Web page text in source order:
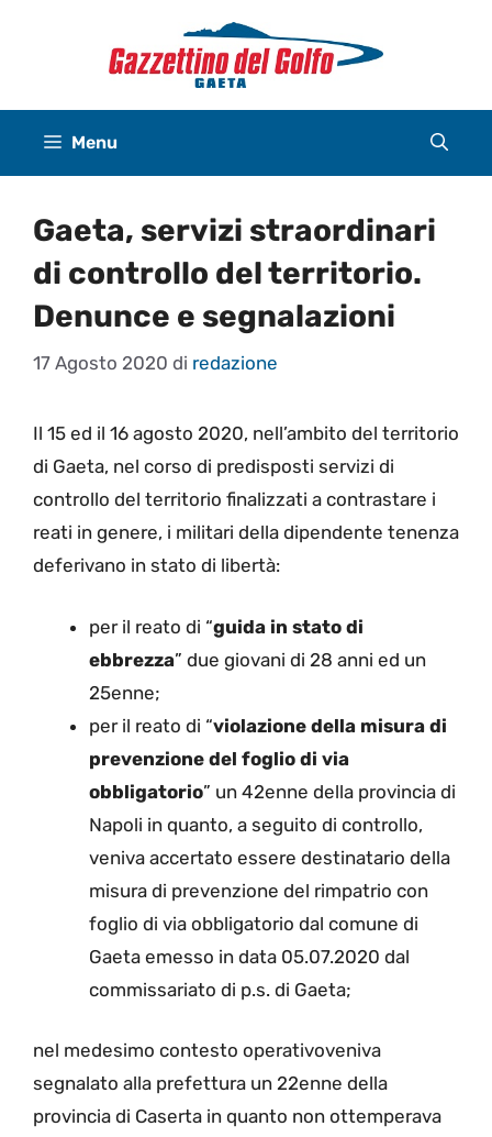
Menu
Gaeta, servizi straordinari
di controllo del territorio.
Denunce e segnalazioni
17 Agosto 2020 di redazione
Il 15 ed il 16 agosto 2020, nell’ambito del territorio
di Gaeta, nel corso di predisposti servizi di
controllo del territorio finalizzati a contrastare i
reati in genere, i militari della dipendente tenenza
deferivano in stato di libertà:
per il reato di “guida in stato di
ebbrezza” due giovani di 28 anni ed un
25enne;
per il reato di “violazione della misura di
prevenzione del foglio di via
obbligatorio” un 42enne della provincia di
Napoli in quanto, a seguito di controllo,
veniva accertato essere destinatario della
misura di prevenzione del rimpatrio con
foglio di via obbligatorio dal comune di
Gaeta emesso in data 05.07.2020 dal
commissariato di p.s. di Gaeta;
nel medesimo contesto operativoveniva
segnalato alla prefettura un 22enne della
provincia di Caserta in quanto non ottemperava